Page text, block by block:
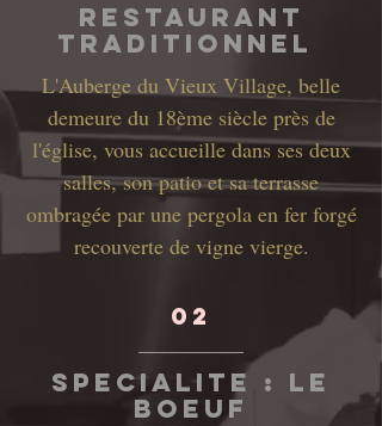
Restaurant
traditionnel
L'Auberge du Vieux Village, belle
demeure du 18ème siècle près de
l'église, vous accueille dans ses deux
salles, son patio et sa terrasse
ombragée par une pergola en fer forgé
recouverte de vigne vierge.
02
SPECIALITE : LE
BOEUF